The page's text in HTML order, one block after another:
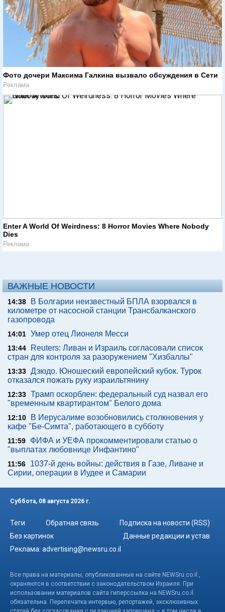
Фото дочери Максима Галкина вызвало обсуждения в Сети
Реклама
Enter A World Of Weirdness: 8 Horror Movies Where Nobody
Dies
Реклама
ВАЖНЫЕ НОВОСТИ
14:38
В Болгарии неизвестный БПЛА взорвался в
километре от насосной станции Трансбалканского
газопровода
14:01 Умер отец Лионеля Месси
13:44
Reuters: Ливан и Израиль согласовали список
стран для контроля за разоружением "Хизбаллы"
13:33 Дзюдо. Юношеский европейский кубок. Турок
отказался пожать руку израильтянину
12:33 Трамп оскорблен: федеральный суд назвал его
"временным квартирантом" Белого дома
12:10
В Иерусалиме возобновились столкновения у
кафе "Бе-Симта", работающего в субботу
11:59
ФИФА и УЕФА прокомментировали статью о
"выплатах любовнице Инфантино"
11:56
1037-й день войны: действия в Газе, Ливане и
Сирии, операции в Иудее и Самарии
Суббота, 08 августа 2026 г.
Теги Обратная связь
Подписка на новости (RSS)
Без картинок
Данные редакции и устав
Реклама: advertising@newsru.co.il
Все права на материалы, опубликованные на сайте NEWSru.co.il ,
охраняются в соответствии с законодательством Израиля. При
использовании материалов сайта гиперссылка на NEWSru.co.il
обязательна. Перепечатка интервью, репортажей, эксклюзивных